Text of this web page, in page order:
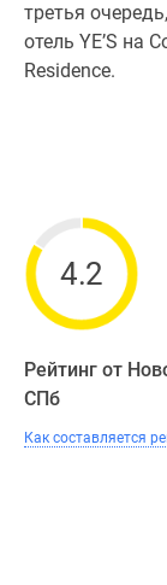
третья
отель YE’S на
Residence.
4.2
Рейтинг от
СПб
Как составляется